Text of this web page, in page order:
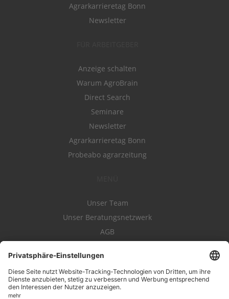
Agrarkarrieretag Bonn
Newsletter
Anzeige schalten
Warum AgroBrain
Direct Search
Seminare
Newsletter
Agrarkarrieretag Bonn
Probeabo agrarzeitung
Unser Team
Unser Beratungsnetzwerk
AGB
Datenschutz
Impressum
Kontakt